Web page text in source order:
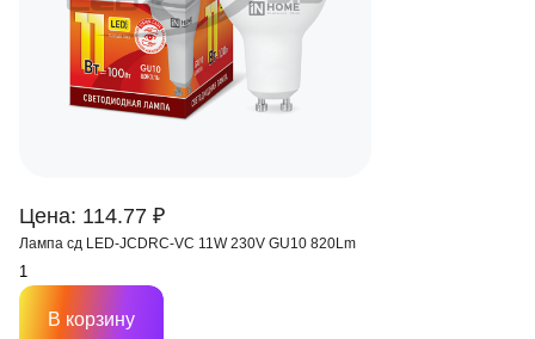
Цена: 114.77 ₽
Лампа сд LED-JCDRС-VC 11W 230V GU10 820Lm
В корзину